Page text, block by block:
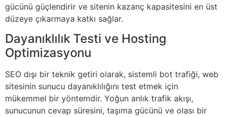
gücünü güçlendirir ve sitenin kazanç kapasitesini en üst
düzeye çıkarmaya katkı sağlar.
Dayanıklılık Testi ve Hosting
Optimizasyonu
SEO dışı bir teknik getiri olarak, sistemli bot trafiği, web
sitesinin sunucu dayanıklılığını test etmek için
mükemmel bir yöntemdir. Yoğun anlık trafik akışı,
sunucunun cevap süresini, taşıma gücünü ve olası bir